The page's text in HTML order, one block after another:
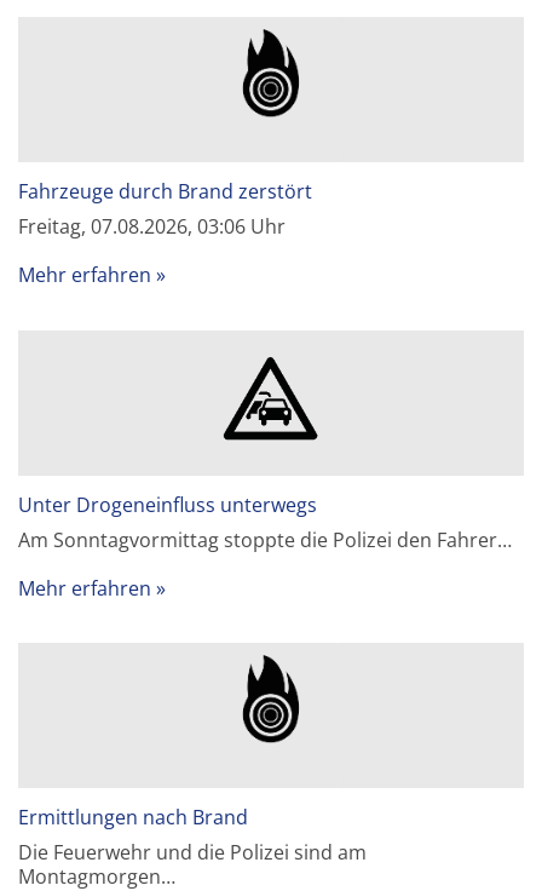
Fahrzeuge durch Brand zerstört
Freitag, 07.08.2026, 03:06 Uhr
Mehr erfahren
Unter Drogeneinfluss unterwegs
Am Sonntagvormittag stoppte die Polizei den Fahrer…
Mehr erfahren
Ermittlungen nach Brand
Die Feuerwehr und die Polizei sind am
Montagmorgen…